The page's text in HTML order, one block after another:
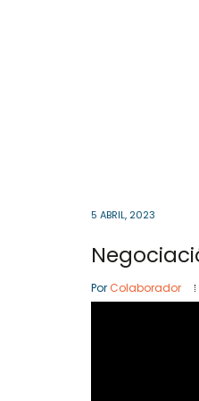
5 ABRIL, 2023
Por Colaborador